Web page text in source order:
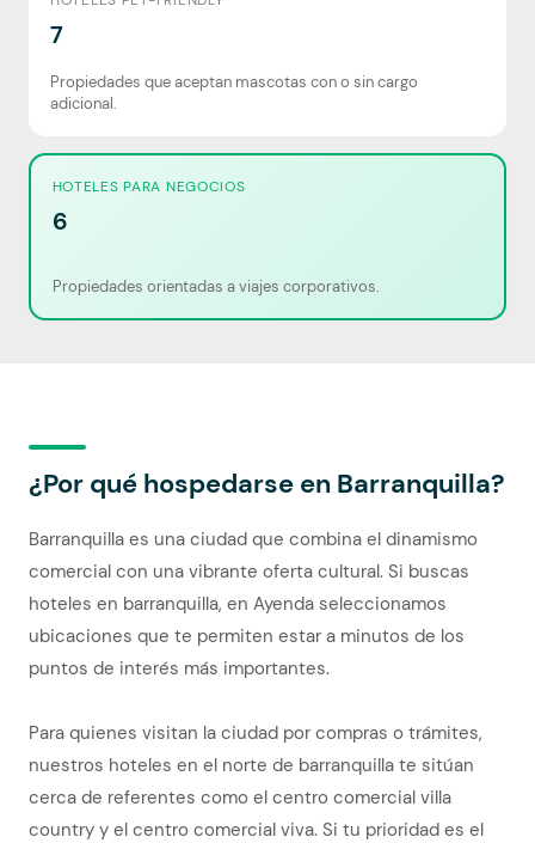
7
Propiedades que aceptan mascotas con o sin cargo
adicional.
HOTELES PARA NEGOCIOS
6
Propiedades orientadas a viajes corporativos.
¿Por qué hospedarse en Barranquilla?
Barranquilla es una ciudad que combina el dinamismo
comercial con una vibrante oferta cultural. Si buscas
hoteles en barranquilla, en Ayenda seleccionamos
ubicaciones que te permiten estar a minutos de los
puntos de interés más importantes.
Para quienes visitan la ciudad por compras o trámites,
nuestros hoteles en el norte de barranquilla te sitúan
cerca de referentes como el centro comercial villa
country y el centro comercial viva. Si tu prioridad es el